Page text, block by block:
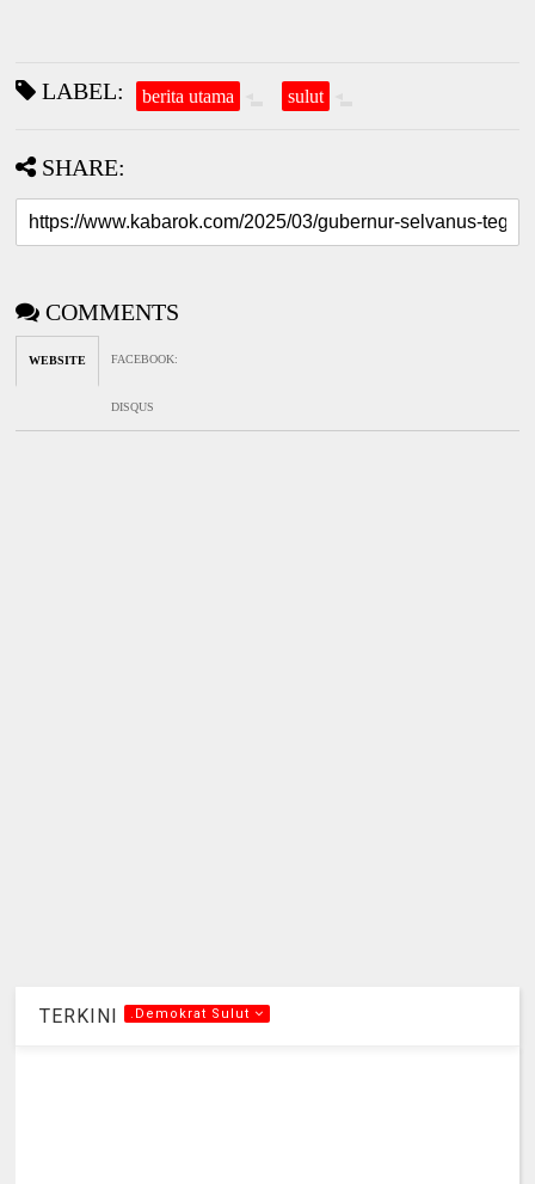
LABEL: berita utama sulut
SHARE:
COMMENTS
WEBSITE FACEBOOK:
DISQUS
TERKINI .Demokrat Sulut